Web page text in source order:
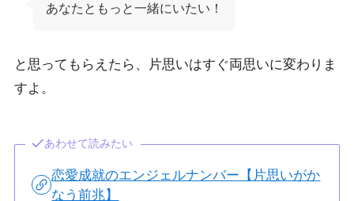
あなたともっと一緒にいたい！
と思ってもらえたら、片思いはすぐ両思いに変わりま
すよ。
あわせて読みたい
恋愛成就のエンジェルナンバー【片思いがか
なう前兆】